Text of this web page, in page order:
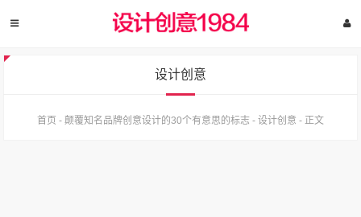
设计创意
首页 - 颠覆知名品牌创意设计的30个有意思的标志 - 设计创意 - 正文